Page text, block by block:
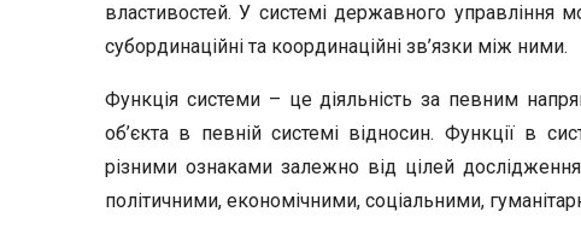
властивостей. У системі державного управління
субординаційні та координаційні зв’язки між ними.
Функція системи – це діяльність за певним
об’єкта в певній системі відносин. Функції в
різними ознаками залежно від цілей
політичними, економічними, соціальними,